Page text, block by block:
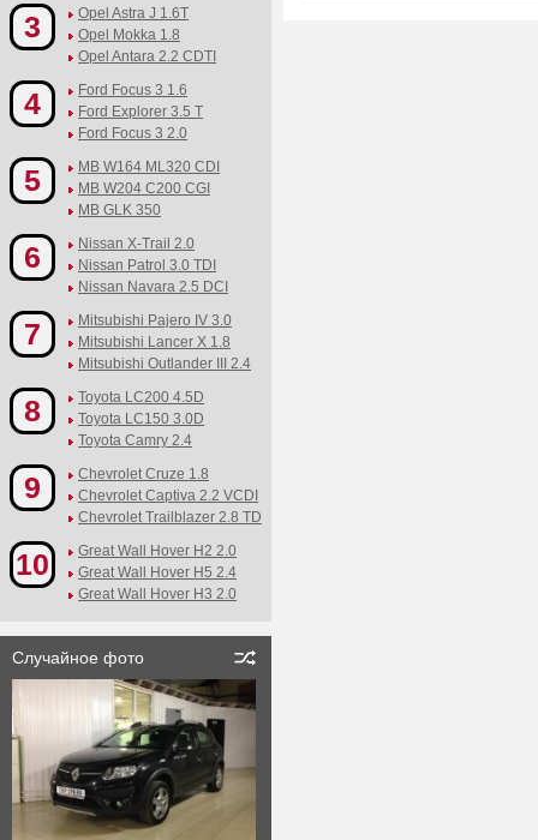
3
Opel Astra J 1.6T
Opel Mokka 1.8
Opel Antara 2.2 CDTI
4
Ford Focus 3 1.6
Ford Explorer 3.5 T
Ford Focus 3 2.0
5
MB W164 ML320 CDI
MB W204 C200 CGI
MB GLK 350
6
Nissan X-Trail 2.0
Nissan Patrol 3.0 TDI
Nissan Navara 2.5 DCI
7
Mitsubishi Pajero IV 3.0
Mitsubishi Lancer X 1.8
Mitsubishi Outlander III 2.4
8
Toyota LC200 4.5D
Toyota LC150 3.0D
Toyota Camry 2.4
9
Chevrolet Cruze 1.8
Chevrolet Captiva 2.2 VCDI
Chevrolet Trailblazer 2.8 TD
10
Great Wall Hover H2 2.0
Great Wall Hover H5 2.4
Great Wall Hover H3 2.0
Случайное фото